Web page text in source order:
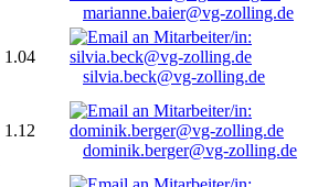
marianne.baier@vg-zolling.de
1.04
silvia.beck@vg-zolling.de
1.12
dominik.berger@vg-zolling.de